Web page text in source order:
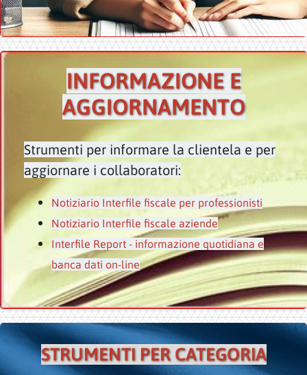
INFORMAZIONE E
AGGIORNAMENTO
Strumenti per informare la clientela e per
aggiornare i collaboratori:
Notiziario Interfile fiscale per professionisti
Notiziario Interfile fiscale aziende
Interfile Report - informazione quotidiana e
banca dati on-line
STRUMENTI PER CATEGORIA